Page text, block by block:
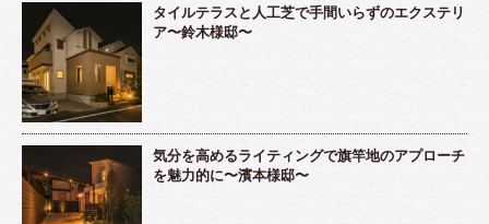
タイルテラスと人工芝で手間いらずのエクステリ
ア〜鈴木様邸〜
気分を高めるライティングで旗竿地のアプローチ
を魅力的に〜濱本様邸〜